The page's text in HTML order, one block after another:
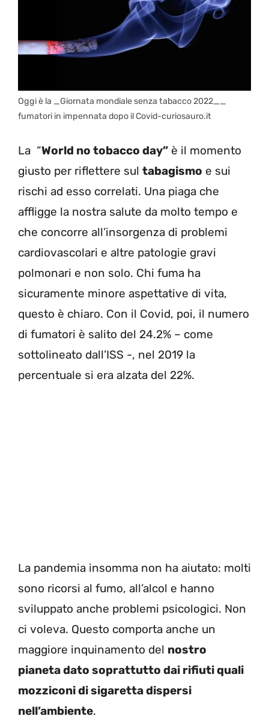
Oggi è la _Giornata mondiale senza tabacco 2022__
fumatori in impennata dopo il Covid-curiosauro.it
La “World no tobacco day” è il momento
giusto per riflettere sul tabagismo e sui
rischi ad esso correlati. Una piaga che
affligge la nostra salute da molto tempo e
che concorre all’insorgenza di problemi
cardiovascolari e altre patologie gravi
polmonari e non solo. Chi fuma ha
sicuramente minore aspettative di vita,
questo è chiaro. Con il Covid, poi, il numero
di fumatori è salito del 24.2% – come
sottolineato dall’ISS -, nel 2019 la
percentuale si era alzata del 22%.
La pandemia insomma non ha aiutato: molti
sono ricorsi al fumo, all’alcol e hanno
sviluppato anche problemi psicologici. Non
ci voleva. Questo comporta anche un
maggiore inquinamento del nostro
pianeta dato soprattutto dai rifiuti quali
mozziconi di sigaretta dispersi
nell’ambiente.